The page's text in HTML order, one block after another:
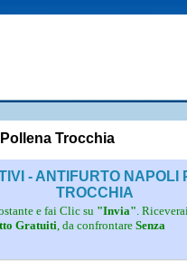
Trocchia
- ANTIFURTO NAPOLI
TROCCHIA
e fai Clic su "Invia".
Gratuiti, da confrontareSenza